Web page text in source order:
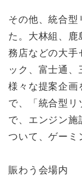
その他、統合
た。大林組、
務店などの大手
ック、富士通
様々な提案企画
で、「統合型
で、エンジン
ついて、ゲーミ
賑わう会場内